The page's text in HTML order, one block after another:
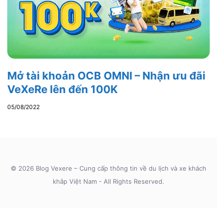
Mở tài khoản OCB OMNI – Nhận ưu đãi
VeXeRe lên đến 100K
05/08/2022
© 2026 Blog Vexere – Cung cấp thông tin về du lịch và xe khách
khắp Việt Nam - All Rights Reserved.